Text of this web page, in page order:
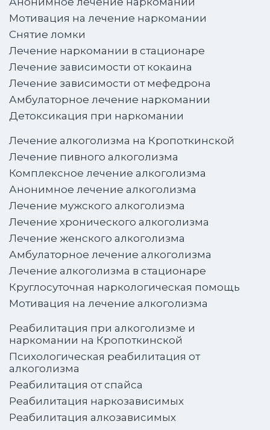
Мотивация на лечение наркомании
Снятие ломки
Лечение наркомании в стационаре
Лечение зависимости от кокаина
Лечение зависимости от мефедрона
Амбулаторное лечение наркомании
Детоксикация при наркомании
Лечение алкоголизма на Кропоткинской
Лечение пивного алкоголизма
Комплексное лечение алкоголизма
Анонимное лечение алкоголизма
Лечение мужского алкоголизма
Лечение хронического алкоголизма
Лечение женского алкоголизма
Амбулаторное лечение алкоголизма
Лечение алкоголизма в стационаре
Круглосуточная наркологическая помощь
Мотивация на лечение алкоголизма
Реабилитация при алкоголизме и
наркомании на Кропоткинской
Психологическая реабилитация от
алкоголизма
Реабилитация от спайса
Реабилитация наркозависимых
Реабилитация алкозависимых